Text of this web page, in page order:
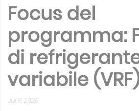
Focus del
programma:
di
variabile
Jul 8, 2026